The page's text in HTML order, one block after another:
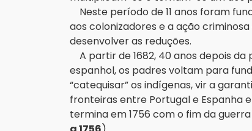
Neste período de 11 anos foram
aos colonizadores e a ação
desenvolver as reduções.
A partir de 1682, 40 anos depois
espanhol, os padres voltam para
“catequisar” os indígenas, vir a
fronteiras entre Portugal e Espanha
termina em 1756 com o fim da